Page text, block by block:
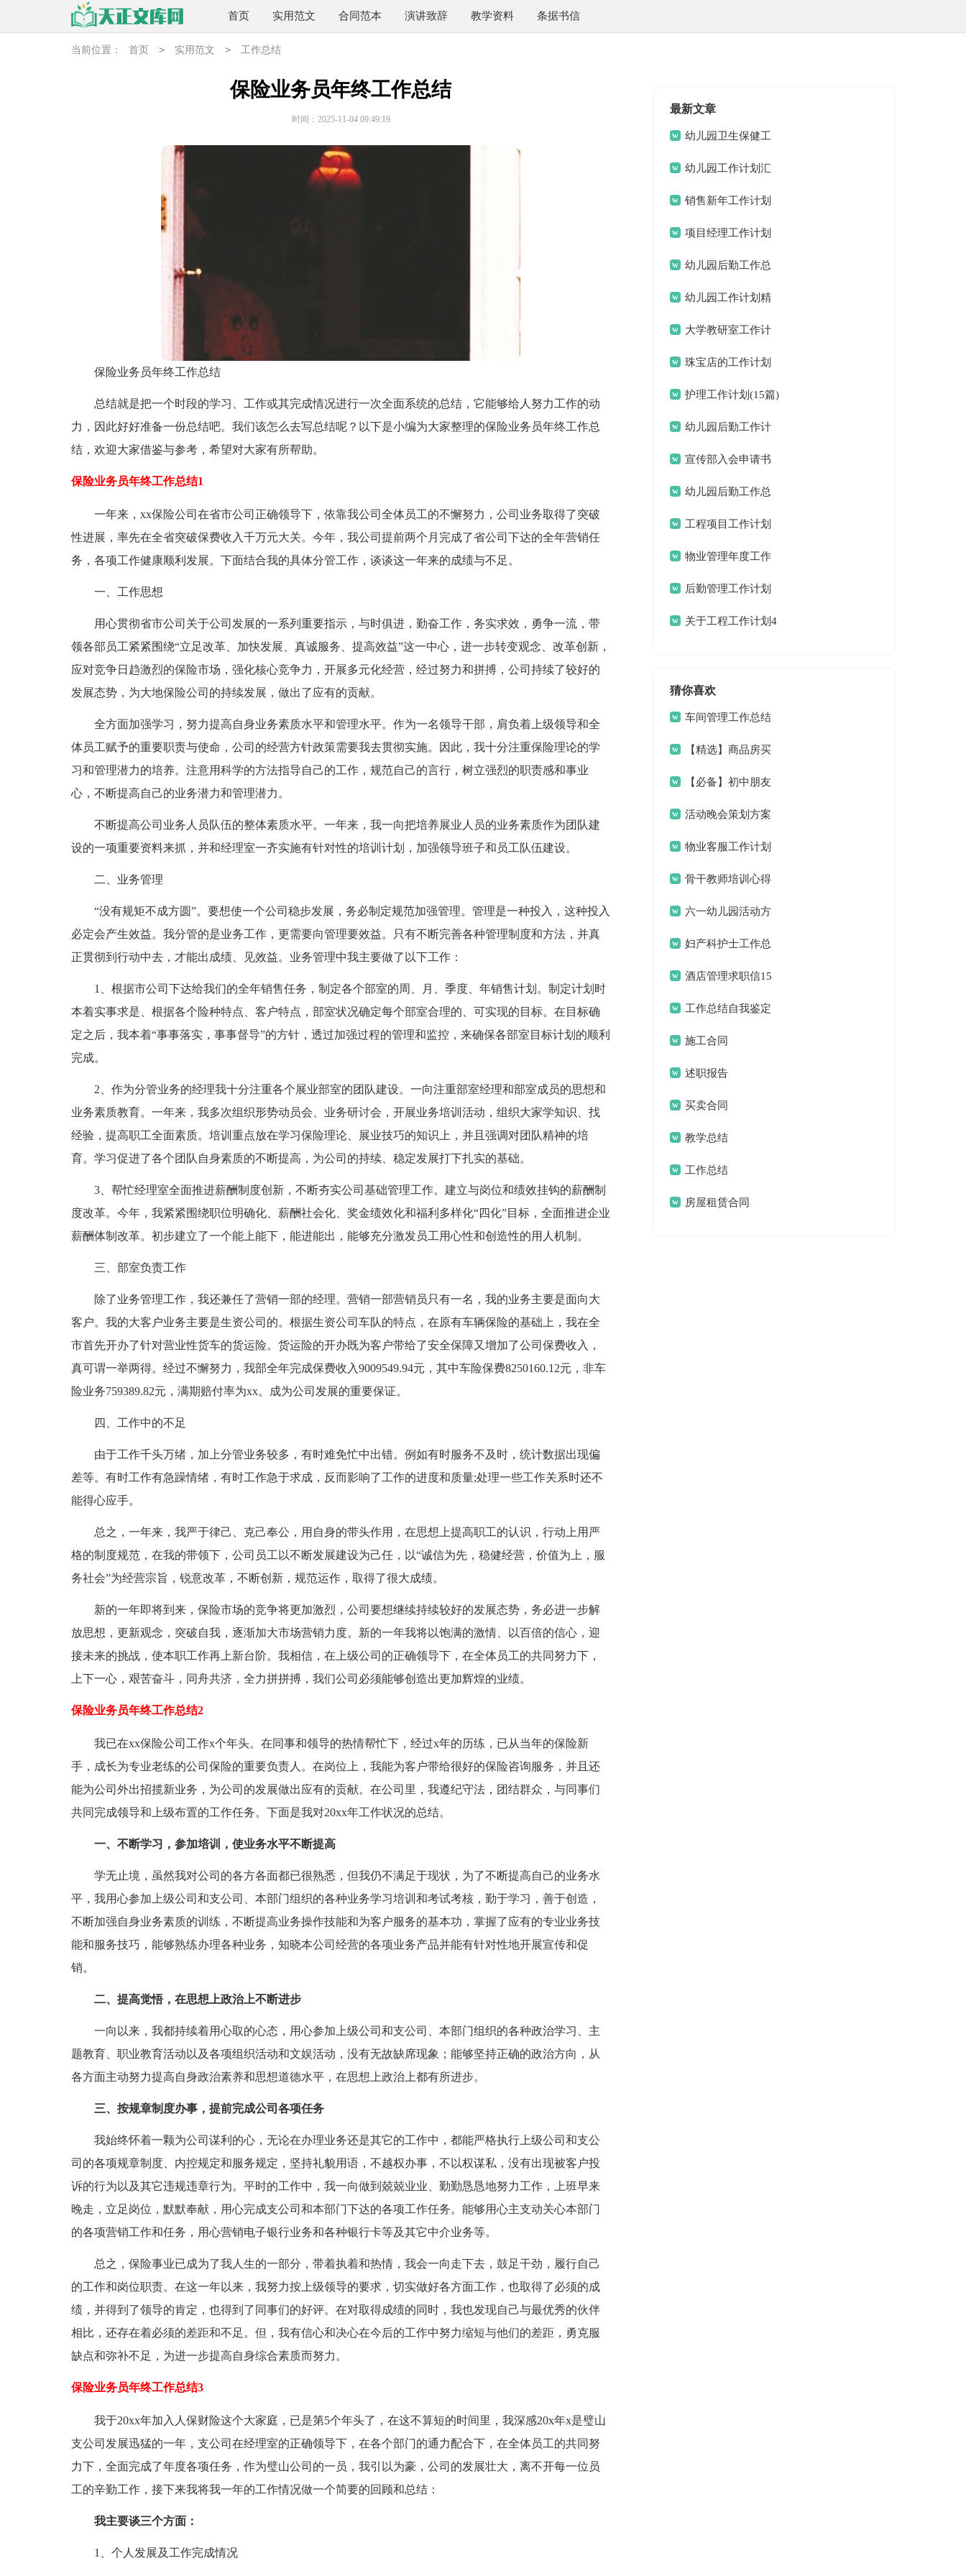
首页 实用范文 合同范本 演讲致辞 教学资料 条据书信
当前位置： 首页 > 实用范文 > 工作总结
保险业务员年终工作总结
时间：2025-11-04 09:49:19
保险业务员年终工作总结
总结就是把一个时段的学习、工作或其完成情况进行一次全面系统的总结，它能够给人努力工作的动
力，因此好好准备一份总结吧。我们该怎么去写总结呢？以下是小编为大家整理的保险业务员年终工作总
结，欢迎大家借鉴与参考，希望对大家有所帮助。
保险业务员年终工作总结1
一年来，xx保险公司在省市公司正确领导下，依靠我公司全体员工的不懈努力，公司业务取得了突破
性进展，率先在全省突破保费收入千万元大关。今年，我公司提前两个月完成了省公司下达的全年营销任
务，各项工作健康顺利发展。下面结合我的具体分管工作，谈谈这一年来的成绩与不足。
一、工作思想
用心贯彻省市公司关于公司发展的一系列重要指示，与时俱进，勤奋工作，务实求效，勇争一流，带
领各部员工紧紧围绕“立足改革、加快发展、真诚服务、提高效益”这一中心，进一步转变观念、改革创新，
应对竞争日趋激烈的保险市场，强化核心竞争力，开展多元化经营，经过努力和拼搏，公司持续了较好的
发展态势，为大地保险公司的持续发展，做出了应有的贡献。
全方面加强学习，努力提高自身业务素质水平和管理水平。作为一名领导干部，肩负着上级领导和全
体员工赋予的重要职责与使命，公司的经营方针政策需要我去贯彻实施。因此，我十分注重保险理论的学
习和管理潜力的培养。注意用科学的方法指导自己的工作，规范自己的言行，树立强烈的职责感和事业
心，不断提高自己的业务潜力和管理潜力。
不断提高公司业务人员队伍的整体素质水平。一年来，我一向把培养展业人员的业务素质作为团队建
设的一项重要资料来抓，并和经理室一齐实施有针对性的培训计划，加强领导班子和员工队伍建设。
二、业务管理
“没有规矩不成方圆”。要想使一个公司稳步发展，务必制定规范加强管理。管理是一种投入，这种投入
必定会产生效益。我分管的是业务工作，更需要向管理要效益。只有不断完善各种管理制度和方法，并真
正贯彻到行动中去，才能出成绩、见效益。业务管理中我主要做了以下工作：
1、根据市公司下达给我们的全年销售任务，制定各个部室的周、月、季度、年销售计划。制定计划时
本着实事求是、根据各个险种特点、客户特点，部室状况确定每个部室合理的、可实现的目标。在目标确
定之后，我本着“事事落实，事事督导”的方针，透过加强过程的管理和监控，来确保各部室目标计划的顺利
完成。
2、作为分管业务的经理我十分注重各个展业部室的团队建设。一向注重部室经理和部室成员的思想和
业务素质教育。一年来，我多次组织形势动员会、业务研讨会，开展业务培训活动，组织大家学知识、找
经验，提高职工全面素质。培训重点放在学习保险理论、展业技巧的知识上，并且强调对团队精神的培
育。学习促进了各个团队自身素质的不断提高，为公司的持续、稳定发展打下扎实的基础。
3、帮忙经理室全面推进薪酬制度创新，不断夯实公司基础管理工作。建立与岗位和绩效挂钩的薪酬制
度改革。今年，我紧紧围绕职位明确化、薪酬社会化、奖金绩效化和福利多样化“四化”目标，全面推进企业
薪酬体制改革。初步建立了一个能上能下，能进能出，能够充分激发员工用心性和创造性的用人机制。
三、部室负责工作
除了业务管理工作，我还兼任了营销一部的经理。营销一部营销员只有一名，我的业务主要是面向大
客户。我的大客户业务主要是生资公司的。根据生资公司车队的特点，在原有车辆保险的基础上，我在全
市首先开办了针对营业性货车的货运险。货运险的开办既为客户带给了安全保障又增加了公司保费收入，
真可谓一举两得。经过不懈努力，我部全年完成保费收入9009549.94元，其中车险保费8250160.12元，非车
险业务759389.82元，满期赔付率为xx。成为公司发展的重要保证。
四、工作中的不足
由于工作千头万绪，加上分管业务较多，有时难免忙中出错。例如有时服务不及时，统计数据出现偏
差等。有时工作有急躁情绪，有时工作急于求成，反而影响了工作的进度和质量;处理一些工作关系时还不
能得心应手。
总之，一年来，我严于律己、克己奉公，用自身的带头作用，在思想上提高职工的认识，行动上用严
格的制度规范，在我的带领下，公司员工以不断发展建设为己任，以“诚信为先，稳健经营，价值为上，服
务社会”为经营宗旨，锐意改革，不断创新，规范运作，取得了很大成绩。
新的一年即将到来，保险市场的竞争将更加激烈，公司要想继续持续较好的发展态势，务必进一步解
放思想，更新观念，突破自我，逐渐加大市场营销力度。新的一年我将以饱满的激情、以百倍的信心，迎
接未来的挑战，使本职工作再上新台阶。我相信，在上级公司的正确领导下，在全体员工的共同努力下，
上下一心，艰苦奋斗，同舟共济，全力拼拼搏，我们公司必须能够创造出更加辉煌的业绩。
保险业务员年终工作总结2
我已在xx保险公司工作x个年头。在同事和领导的热情帮忙下，经过x年的历练，已从当年的保险新
手，成长为专业老练的公司保险的重要负责人。在岗位上，我能为客户带给很好的保险咨询服务，并且还
能为公司外出招揽新业务，为公司的发展做出应有的贡献。在公司里，我遵纪守法，团结群众，与同事们
共同完成领导和上级布置的工作任务。下面是我对20xx年工作状况的总结。
一、不断学习，参加培训，使业务水平不断提高
学无止境，虽然我对公司的各方各面都已很熟悉，但我仍不满足于现状，为了不断提高自己的业务水
平，我用心参加上级公司和支公司、本部门组织的各种业务学习培训和考试考核，勤于学习，善于创造，
不断加强自身业务素质的训练，不断提高业务操作技能和为客户服务的基本功，掌握了应有的专业业务技
能和服务技巧，能够熟练办理各种业务，知晓本公司经营的各项业务产品并能有针对性地开展宣传和促
销。
二、提高觉悟，在思想上政治上不断进步
一向以来，我都持续着用心取的心态，用心参加上级公司和支公司、本部门组织的各种政治学习、主
题教育、职业教育活动以及各项组织活动和文娱活动，没有无故缺席现象；能够坚持正确的政治方向，从
各方面主动努力提高自身政治素养和思想道德水平，在思想上政治上都有所进步。
三、按规章制度办事，提前完成公司各项任务
我始终怀着一颗为公司谋利的心，无论在办理业务还是其它的工作中，都能严格执行上级公司和支公
司的各项规章制度、内控规定和服务规定，坚持礼貌用语，不越权办事，不以权谋私，没有出现被客户投
诉的行为以及其它违规违章行为。平时的工作中，我一向做到兢兢业业、勤勤恳恳地努力工作，上班早来
晚走，立足岗位，默默奉献，用心完成支公司和本部门下达的各项工作任务。能够用心主支动关心本部门
的各项营销工作和任务，用心营销电子银行业务和各种银行卡等及其它中介业务等。
总之，保险事业已成为了我人生的一部分，带着执着和热情，我会一向走下去，鼓足干劲，履行自己
的工作和岗位职责。在这一年以来，我努力按上级领导的要求，切实做好各方面工作，也取得了必须的成
绩，并得到了领导的肯定，也得到了同事们的好评。在对取得成绩的同时，我也发现自己与最优秀的伙伴
相比，还存在着必须的差距和不足。但，我有信心和决心在今后的工作中努力缩短与他们的差距，勇克服
缺点和弥补不足，为进一步提高自身综合素质而努力。
保险业务员年终工作总结3
我于20xx年加入人保财险这个大家庭，已是第5个年头了，在这不算短的时间里，我深感20x年x是璧山
支公司发展迅猛的一年，支公司在经理室的正确领导下，在各个部门的通力配合下，在全体员工的共同努
力下，全面完成了年度各项任务，作为璧山公司的一员，我引以为豪，公司的发展壮大，离不开每一位员
工的辛勤工作，接下来我将我一年的工作情况做一个简要的回顾和总结：
我主要谈三个方面：
1、个人发展及工作完成情况
最新文章
幼儿园卫生保健工
作计划(15篇)
幼儿园工作计划汇
编15篇销售新年工作计划
项目经理工作计划
15篇幼儿园后勤工作总
结汇编15篇
幼儿园工作计划精
选15篇大学教研室工作计
划 珠宝店的工作计划
护理工作计划(15篇)
幼儿园后勤工作计
划(15篇)
宣传部入会申请书
幼儿园后勤工作总
结(15篇)
工程项目工作计划
物业管理年度工作
计划后勤管理工作计划
关于工程工作计划4
猜你喜欢
车间管理工作总结
【精选】商品房买
卖合同模板汇总10篇
【必备】初中朋友
的作文4篇
活动晚会策划方案
物业客服工作计划
15篇骨干教师培训心得
体会六一幼儿园活动方
案 妇产科护士工作总
结 酒店管理求职信15
篇 工作总结自我鉴定
合集5篇
施工合同
述职报告
买卖合同
教学总结
工作总结
房屋租赁合同